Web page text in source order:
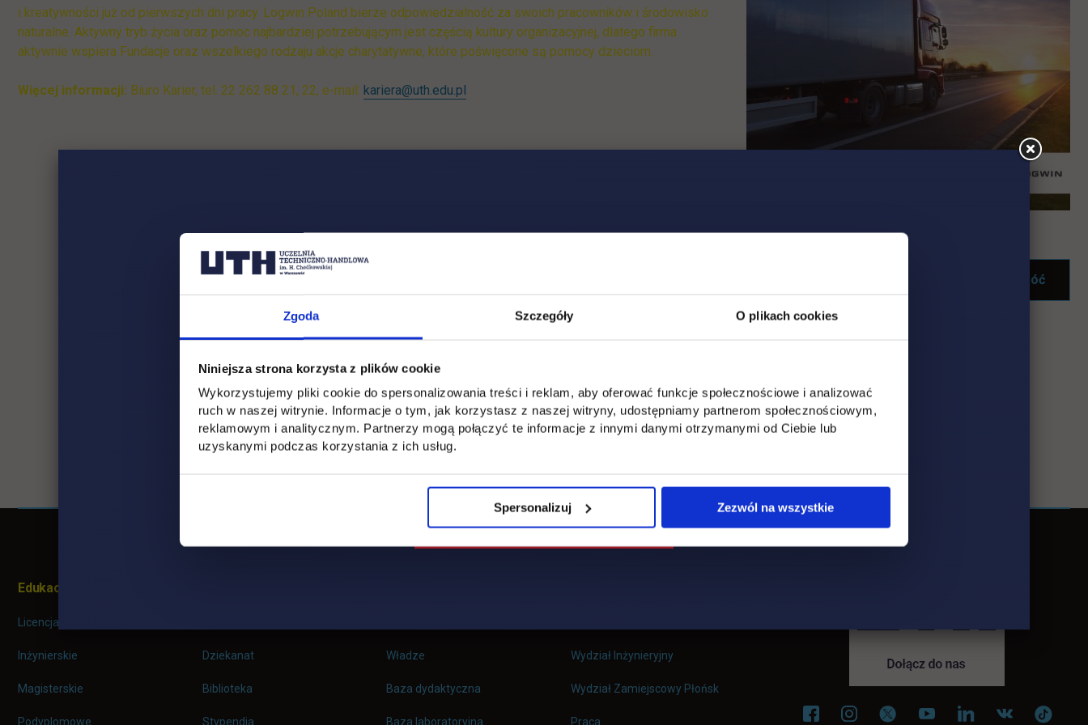
Zgoda Szczegóły O plikach cookies
Niniejsza strona korzysta z plików cookie
Wykorzystujemy pliki cookie do spersonalizowania treści i reklam, aby oferować funkcje społecznościowe i analizować
ruch w naszej witrynie. Informacje o tym, jak korzystasz z naszej witryny, udostępniamy partnerom społecznościowym,
reklamowym i analitycznym. Partnerzy mogą połączyć te informacje z innymi danymi otrzymanymi od Ciebie lub
uzyskanymi podczas korzystania z ich usług.
Spersonalizuj Zezwól na wszystkie
i kreatywności już od pierwszych dni pracy. Logwin Poland bierze odpowiedzialność za swoich pracowników i środowisko
naturalne. Aktywny tryb życia oraz pomoc najbardziej potrzebującym jest częścią kultury organizacyjnej, dlatego firma
aktywnie wspiera Fundacje oraz wszelkiego rodzaju akcje charytatywne, które poświęcone są pomocy dzieciom.
Więcej informacji: Biuro Karier, tel. 22 262 88 21, 22, e-mail: kariera@uth.edu.pl
Wróć
Edukacja
Licencjackie
Inżynierskie
Magisterskie
Podyplomowe
Dziekanat
Biblioteka
Stypendia
Władze
Baza dydaktyczna
Baza laboratoryjna
Wydział Inżynieryjny
Wydział Zamiejscowy Płońsk
Pracalink otwiera się w nowej karcie